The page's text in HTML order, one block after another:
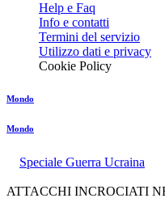
Help e Faq
Info e contatti
Termini del servizio
Utilizzo dati e privacy
Cookie Policy
Mondo
Mondo
Speciale Guerra Ucraina
ATTACCHI INCROCIATI